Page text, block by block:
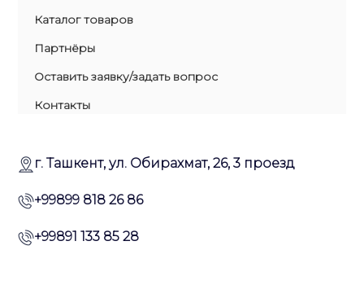
Каталог товаров
Партнёры
Оставить заявку/задать вопрос
Контакты
г. Ташкент, ул. Обирахмат, 26, 3 проезд
+99899 818 26 86
+99891 133 85 28